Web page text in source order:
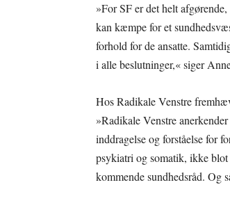
»For SF er det helt
kan kæmpe for et
forhold for de ansatte.
i alle beslutninger,« siger
Hos Radikale Venstre
»Radikale Venstre
inddragelse og forståelse for
psykiatri og somatik, ikke
kommende sundhedsråd. Og